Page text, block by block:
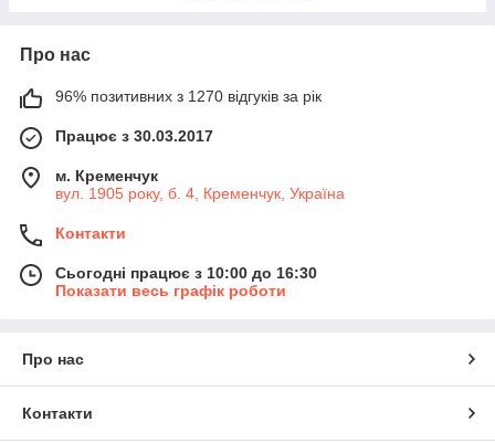
Про нас
96% позитивних з 1270 відгуків за рік
Працює з 30.03.2017
м. Кременчук
вул. 1905 року, б. 4, Кременчук, Україна
Контакти
Сьогодні працює з 10:00 до 16:30
Показати весь графік роботи
Про нас
Контакти